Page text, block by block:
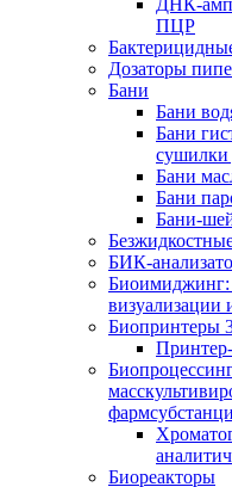
ДНК-
ПЦР
Дозаторы
Бани
Бани
Бани
сушилки
Бани
Бани
Бани-
БИК-
Биоимиджинг:
визуализации
Биопринтеры
Биореакторы